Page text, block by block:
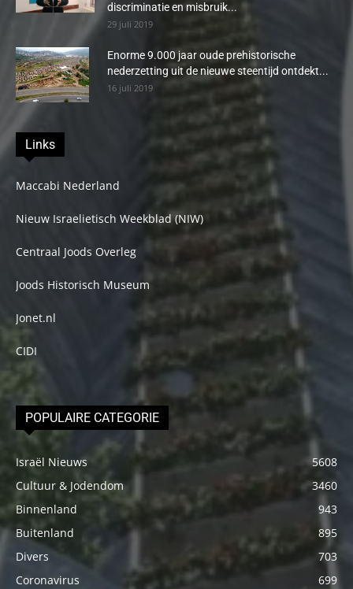
discriminatie en misbruik...
29 juli 2019
Enorme 9.000 jaar oude prehistorische
nederzetting uit de nieuwe steentijd ontdekt...
16 juli 2019
Links
Maccabi Nederland
Nieuw Israelietisch Weekblad (NIW)
Centraal Joods Overleg
Joods Historisch Museum
Jonet.nl
CIDI
POPULAIRE CATEGORIE
Israël Nieuws
5608
Cultuur & Jodendom
3460
Binnenland
943
Buitenland
895
Divers
703
Coronavirus
699